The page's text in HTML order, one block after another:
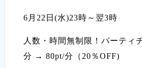
6月22日(水)23時～翌3時
人数・時間無制限！パーティ
分 → 80pt/分（20％OFF)